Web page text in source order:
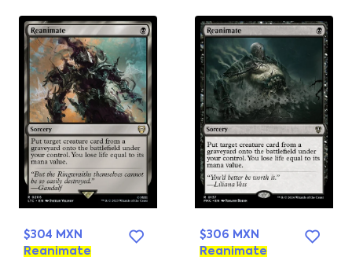
$304 MXN
Reanimate
$306 MXN
Reanimate